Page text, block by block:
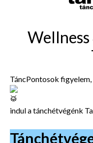
Wellness
TáncPontosok
indul a tánchétvégénk